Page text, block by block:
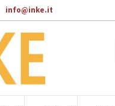
info@inke.it